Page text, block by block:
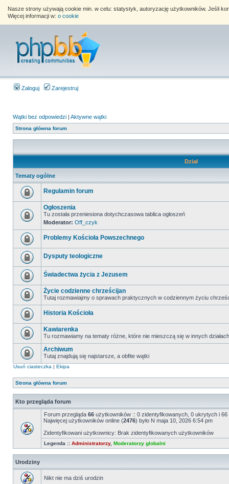
Nasze strony używają cookie min. w celu: statystyk, autoryzację użytkowników. Jeśli
Więcej informacji w: o cookie
Zaloguj Zarejestruj
Wątki bez odpowiedzi | Aktywne wątki
Strona główna forum
Dział
Tematy ogólne
Regulamin forum
Ogłoszenia
Tu została przeniesiona dotychczasowa tablica ogłoszeń
Moderator: Off_czyk
Problemy Kościoła Powszechnego
Dysputy teologiczne
Świadectwa życia z Jezusem
Życie codzienne chrześcijan
Tutaj rozmawiajmy o sprawach praktycznych w codziennym życiu
Historia Kościoła
Kawiarenka
Tu rozmawiamy na tematy różne, które nie mieszczą się w innych działach
Archiwum
Tutaj znajdują się najstarsze, a obfite wątki
Usuń ciasteczka | Ekipa
Strona główna forum
Kto przegląda forum
Forum przegląda 66 użytkowników :: 0 zidentyfikowanych, 0 ukrytych i
Najwięcej użytkowników online (2476) było N maja 10, 2026 6:54 pm
Zidentyfikowani użytkownicy: Brak zidentyfikowanych użytkowników
Legenda :: Administratorzy, Moderatorzy globalni
Urodziny
Nikt nie ma dziś urodzin